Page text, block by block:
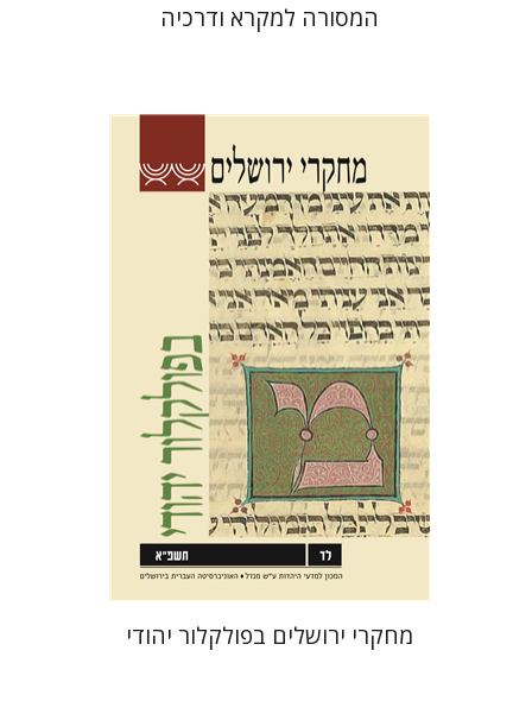
המסורה למקרא ודרכיה
גלית חזן-רוקם
תמר
אלכסנדר-פריזר
הגר סלמון שלום צבר
הנחת אתר ספר מודפס
$35
$32
מחקרי ירושלים בפולקלור יהודי